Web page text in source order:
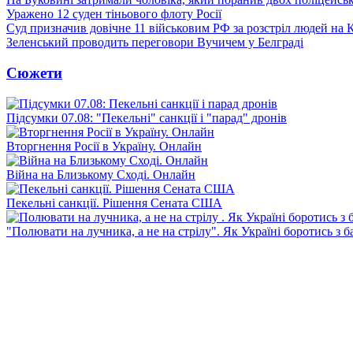
Уражено 12 суден тіньового флоту Росії
Суд призначив довічне 11 військовим РФ за розстріл людей на
Зеленський проводить переговори Вучичем у Белграді
Сюжети
Підсумки 07.08: "Пекельні" санкції і "парад" дронів
Вторгнення Росії в Україну. Онлайн
Війна на Близькому Сході. Онлайн
Пекельні санкції. Рішення Сената США
"Полювати на лучника, а не на стрілу". Як Україні боротись з